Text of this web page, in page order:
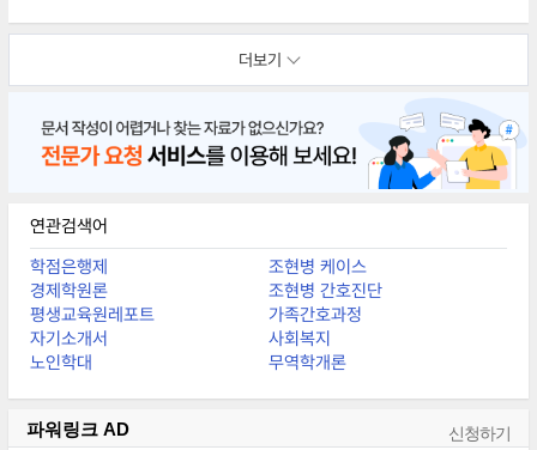
종합하면, ... 이러한 요소들을 고려하여 나의 선택이 어떤 의미를 갖는지
를 명확하게 설명하는 것이 중요합니다.글로벌
cs) 프로그램 지원서를 위한 매력적인 자기소개서를
더보기
연관검색어
학점은행제
조현병 케이스
경제학원론
조현병 간호진단
평생교육원레포트
가족간호과정
자기소개서
사회복지
노인학대
무역학개론
파워링크 AD 신청하기